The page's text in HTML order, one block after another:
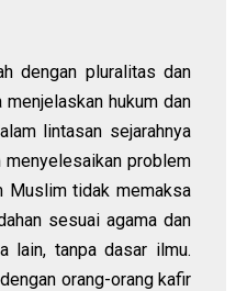
dengan pluralitas dan
hukum dan
lintasan sejarahnya
menyelesaikan problem
Muslim tidak memaksa
sesuai agama dan
lain, tanpa dasar ilmu.
orang-orang kafir